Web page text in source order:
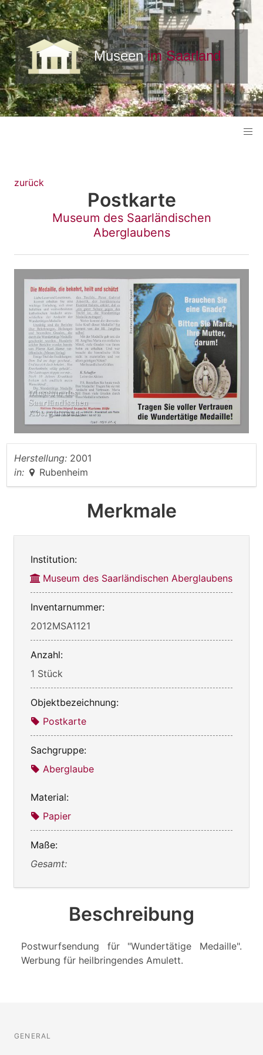
zurück
Postkarte
Museum des Saarländischen
Aberglaubens
Herstellung: 2001
in:
Rubenheim
Merkmale
Institution:
Museum des Saarländischen Aberglaubens
Inventarnummer:
2012MSA1121
Anzahl:
1 Stück
Objektbezeichnung:
Postkarte
Sachgruppe:
Aberglaube
Material:
Papier
Maße:
Gesamt:
Beschreibung
Postwurfsendung für "Wundertätige Medaille".
Werbung für heilbringendes Amulett.
GENERAL